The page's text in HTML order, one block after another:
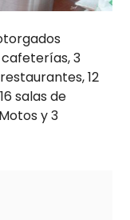
3
12
salas de
y 3